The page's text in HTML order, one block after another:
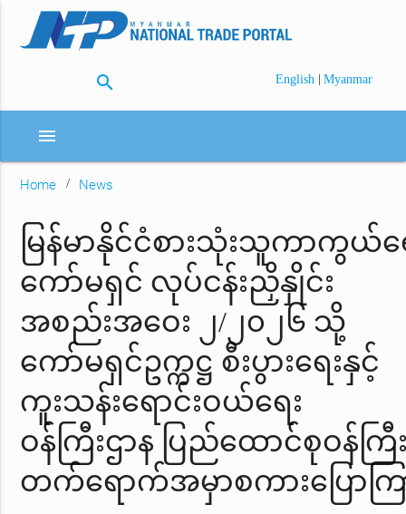
search English | Myanmar
menu
Home News
မြန်မာနိုင်ငံစားသုံးသူကာကွယ်ရ
ကော်မရှင် လုပ်ငန်းညှိနှိုင်း
အစည်းအဝေး ၂/၂၀၂၆ သို့
ကော်မရှင်ဥက္ကဋ္ဌ စီးပွားရေးနှင့်
ကူးသန်းရောင်းဝယ်ရေး
ဝန်ကြီးဌာန ပြည်ထောင်စုဝန်ကြီ
တက်ရောက်အမှာစကားပြောကြ